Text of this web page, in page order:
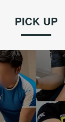
PICK UP